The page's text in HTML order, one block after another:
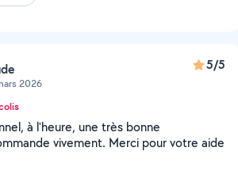
2026
5/5
à l'heure, une très bonne
vivement. Merci pour votre aide